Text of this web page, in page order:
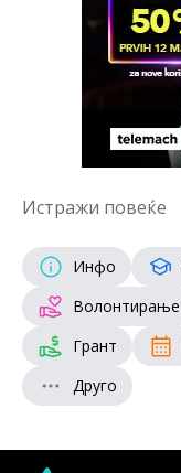
Истражи повеќе
Инфо
Волонтирање
Грант
Друго